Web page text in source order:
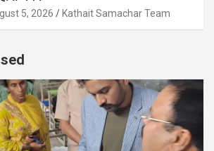
5, 2026 Kathait Samachar Team